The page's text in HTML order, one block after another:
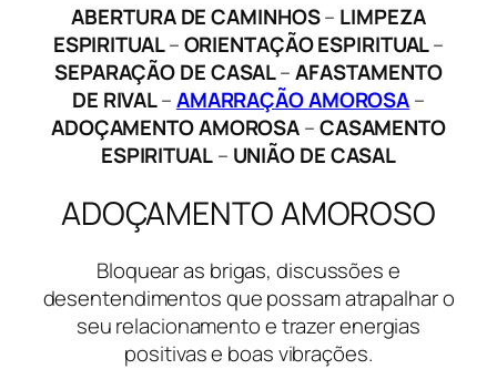
ABERTURA DE CAMINHOS– LIMPEZA
ESPIRITUAL–ORIENTAÇÃO ESPIRITUAL–
SEPARAÇÃO DE CASAL–AFASTAMENTO
DE RIVAL–AMARRAÇÃO AMOROSA–
ADOÇAMENTO AMOROSA–CASAMENTO
ESPIRITUAL– UNIÃO DE CASAL
ADOÇAMENTO AMOROSO
Bloquear as brigas, discussões e
desentendimentos que possam atrapalhar o
seu relacionamento e trazer energias
positivas e boas vibrações.